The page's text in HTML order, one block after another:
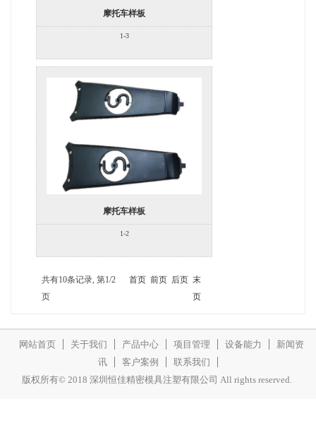
摩托车样板
1-3
摩托车样板
1-2
共有10条记录, 第1/2
页
首页 前页 后页 末
页
网站首页 关于我们 产品中心 项目管理 设备能力
新闻资
讯
客户案例
联系我们
版权所有© 2018 深圳恒佳精密模具注塑有限公司 All rights reserved.